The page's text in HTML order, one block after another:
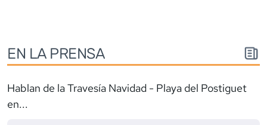
EN LA PRENSA
Hablan de laTravesía Navidad - Playa del Postiguet
en...